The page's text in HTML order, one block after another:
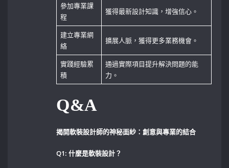
參加專業課
程
獲得最新設計知識，增強信心。
建立專業網
絡
擴展人脈，獲得更多業務機會。
實踐經驗累
積
通過實際項目提升解決問題的能
力。
Q&A
揭開軟裝設計師的神秘面紗：創意與專業的結合
Q1: 什麼是軟裝設計？